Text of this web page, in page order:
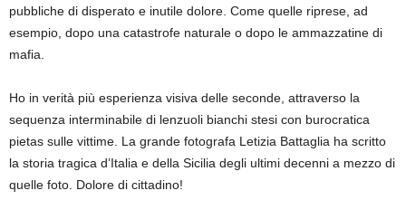
pubbliche di disperato e inutile dolore. Come quelle riprese, ad
esempio, dopo una catastrofe naturale o dopo le ammazzatine di
mafia.
Ho in verità più esperienza visiva delle seconde, attraverso la
sequenza interminabile di lenzuoli bianchi stesi con burocratica
pietas sulle vittime. La grande fotografa Letizia Battaglia ha scritto
la storia tragica d’Italia e della Sicilia degli ultimi decenni a mezzo di
quelle foto. Dolore di cittadino!